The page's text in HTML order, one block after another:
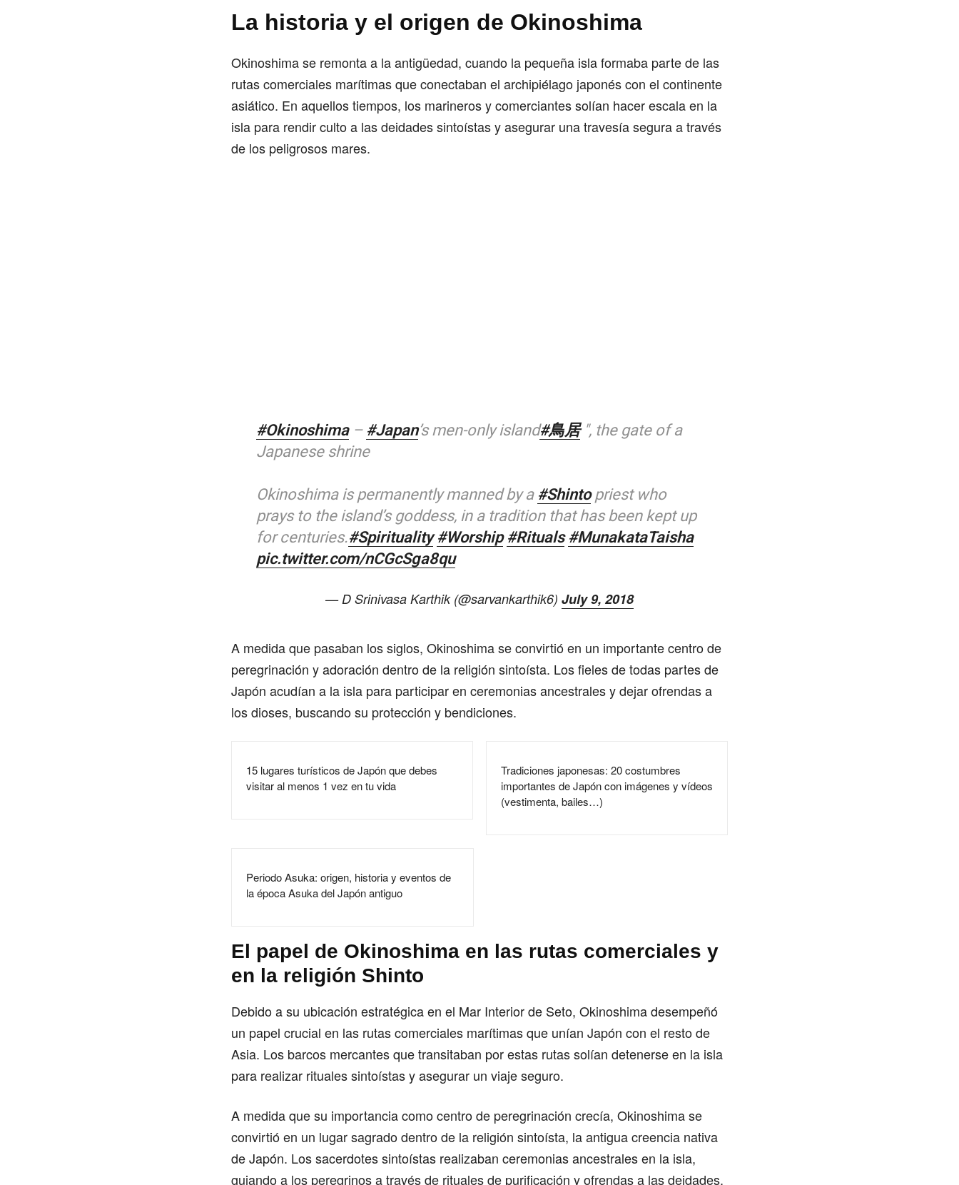
La historia y el origen de Okinoshima
Okinoshima se remonta a la antigüedad, cuando la pequeña isla formaba parte de las
rutas comerciales marítimas que conectaban el archipiélago japonés con el continente
asiático. En aquellos tiempos, los marineros y comerciantes solían hacer escala en la
isla para rendir culto a las deidades sintoístas y asegurar una travesía segura a través
de los peligrosos mares.
#Okinoshima– #Japan’s men-only island#鳥居", the gate of a
Japanese shrine
Okinoshima is permanently manned by a #Shintopriest who
prays to the island’s goddess, in a tradition that has been kept up
for centuries.#Spirituality #Worship #Rituals #MunakataTaisha
pic.twitter.com/nCGcSga8qu
— D Srinivasa Karthik (@sarvankarthik6) July 9, 2018
A medida que pasaban los siglos, Okinoshima se convirtió en un importante centro de
peregrinación y adoración dentro de la religión sintoísta. Los fieles de todas partes de
Japón acudían a la isla para participar en ceremonias ancestrales y dejar ofrendas a
los dioses, buscando su protección y bendiciones.
15 lugares turísticos de Japón que debes
visitar al menos 1 vez en tu vida
Tradiciones japonesas: 20 costumbres
importantes de Japón con imágenes y vídeos
(vestimenta, bailes…)
Periodo Asuka: origen, historia y eventos de
la época Asuka del Japón antiguo
El papel de Okinoshima en las rutas comerciales y
en la religión Shinto
Debido a su ubicación estratégica en el Mar Interior de Seto, Okinoshima desempeñó
un papel crucial en las rutas comerciales marítimas que unían Japón con el resto de
Asia. Los barcos mercantes que transitaban por estas rutas solían detenerse en la isla
para realizar rituales sintoístas y asegurar un viaje seguro.
A medida que su importancia como centro de peregrinación crecía, Okinoshima se
convirtió en un lugar sagrado dentro de la religión sintoísta, la antigua creencia nativa
de Japón. Los sacerdotes sintoístas realizaban ceremonias ancestrales en la isla,
guiando a los peregrinos a través de rituales de purificación y ofrendas a las deidades.